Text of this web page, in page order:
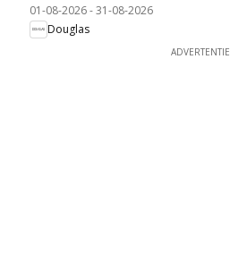
01-08-2026-31-08-2026
Douglas
ADVERTENTIE